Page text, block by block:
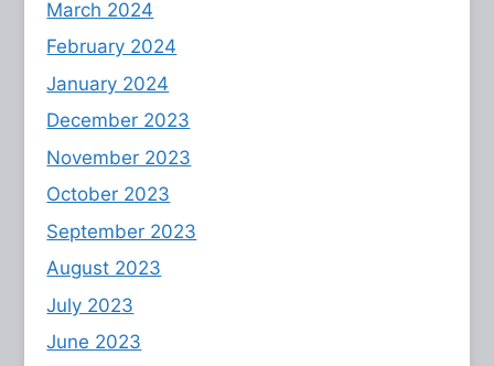
March 2024
February 2024
January 2024
December 2023
November 2023
October 2023
September 2023
August 2023
July 2023
June 2023